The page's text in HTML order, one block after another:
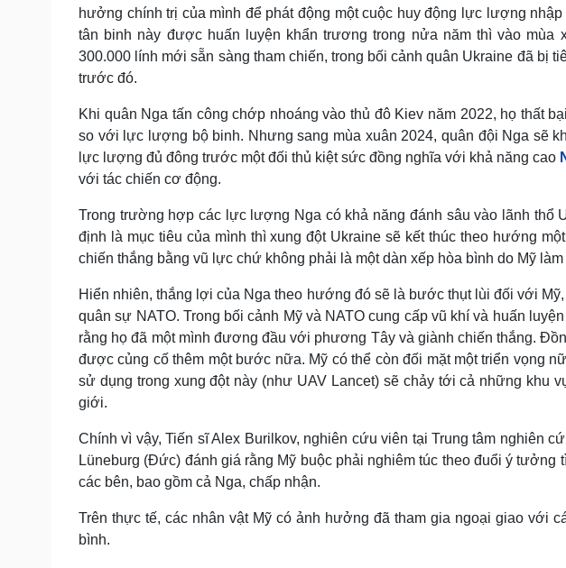
hưởng chính trị của mình để phát động một cuộc huy động lực lượng
tân binh này được huấn luyện khẩn trương trong nửa năm thì vào mùa
300.000 lính mới sẵn sàng tham chiến, trong bối cảnh quân Ukraine đã bị
trước đó.
Khi quân Nga tấn công chớp nhoáng vào thủ đô Kiev năm 2022, họ thất
so với lực lượng bộ binh. Nhưng sang mùa xuân 2024, quân đội Nga sẽ
lực lượng đủ đông trước một đối thủ kiệt sức đồng nghĩa với khả năng cao
với tác chiến cơ động.
Trong trường hợp các lực lượng Nga có khả năng đánh sâu vào lãnh thổ
định là mục tiêu của mình thì xung đột Ukraine sẽ kết thúc theo hướng
chiến thắng bằng vũ lực chứ không phải là một dàn xếp hòa bình do Mỹ làm
Hiển nhiên, thắng lợi của Nga theo hướng đó sẽ là bước thụt lùi đối với
quân sự NATO. Trong bối cảnh Mỹ và NATO cung cấp vũ khí và huấn
rằng họ đã một mình đương đầu với phương Tây và giành chiến thắng.
được củng cố thêm một bước nữa. Mỹ có thể còn đối mặt một triển vọng
sử dụng trong xung đột này (như UAV Lancet) sẽ chảy tới cả những khu
giới.
Chính vì vậy, Tiến sĩ Alex Burilkov, nghiên cứu viên tại Trung tâm nghiên
Lüneburg (Đức) đánh giá rằng Mỹ buộc phải nghiêm túc theo đuổi ý tưởng
các bên, bao gồm cả Nga, chấp nhận.
Trên thực tế, các nhân vật Mỹ có ảnh hưởng đã tham gia ngoại giao với
bình.